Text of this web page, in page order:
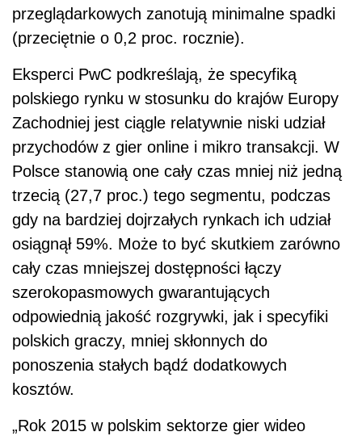
przeglądarkowych zanotują minimalne spadki
(przeciętnie o 0,2 proc. rocznie).
Eksperci PwC podkreślają, że specyfiką
polskiego rynku w stosunku do krajów Europy
Zachodniej jest ciągle relatywnie niski udział
przychodów z gier online i mikro transakcji. W
Polsce stanowią one cały czas mniej niż jedną
trzecią (27,7 proc.) tego segmentu, podczas
gdy na bardziej dojrzałych rynkach ich udział
osiągnął 59%. Może to być skutkiem zarówno
cały czas mniejszej dostępności łączy
szerokopasmowych gwarantujących
odpowiednią jakość rozgrywki, jak i specyfiki
polskich graczy, mniej skłonnych do
ponoszenia stałych bądź dodatkowych
kosztów.
„Rok 2015 w polskim sektorze gier wideo